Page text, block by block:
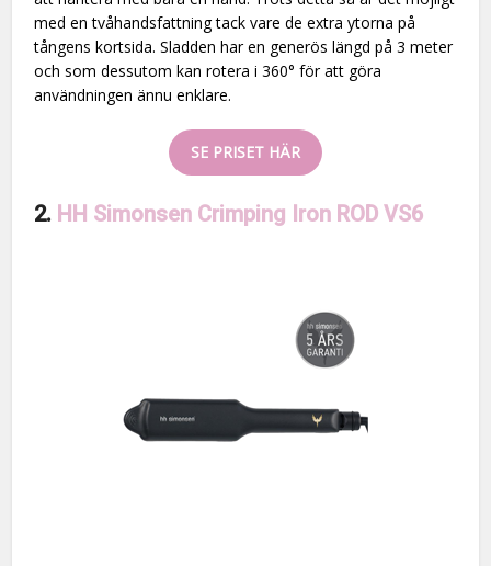
med en tvåhandsfattning tack vare de extra ytorna på
tångens kortsida. Sladden har en generös längd på 3 meter
och som dessutom kan rotera i 360° för att göra
användningen ännu enklare.
SE PRISET HÄR
2. HH Simonsen Crimping Iron ROD VS6